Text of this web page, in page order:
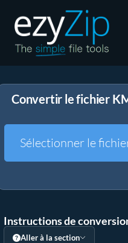
Décompresser
Autres outils
Convertir le fichier
Sélectionner le
Instructions de
Aller à la section